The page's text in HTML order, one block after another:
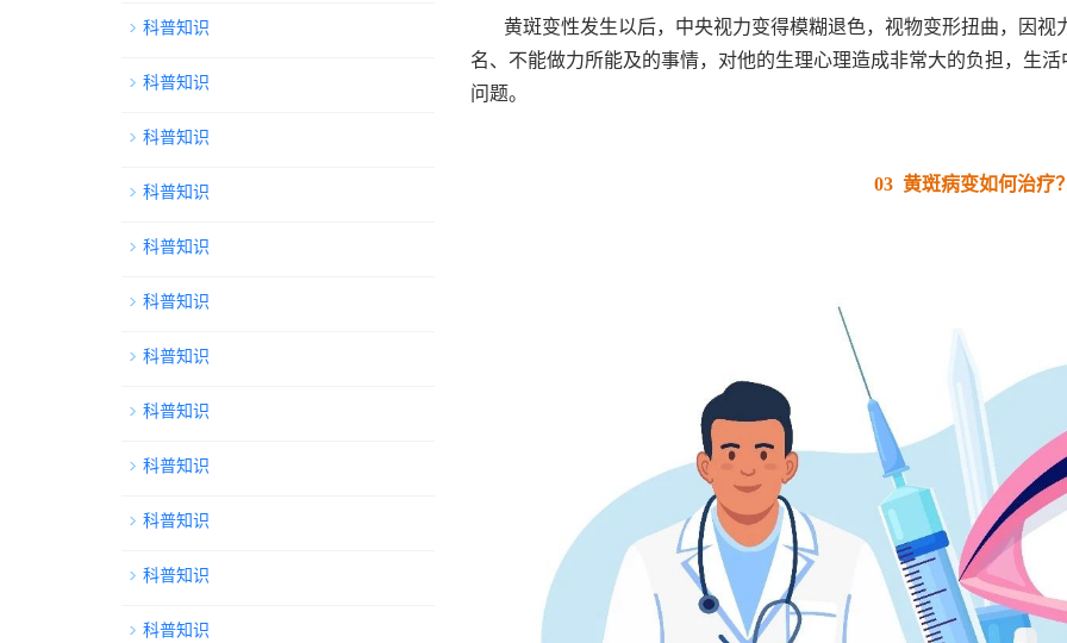
黄斑变性发生以后，中央视力变得模糊退色，视物变形扭曲，因
名、不能做力所能及的事情，对他的生理心理造成非常大的负担，生
问题。
03 黄斑病变如何治疗
科普知识
科普知识
科普知识
科普知识
科普知识
科普知识
科普知识
科普知识
科普知识
科普知识
科普知识
科普知识